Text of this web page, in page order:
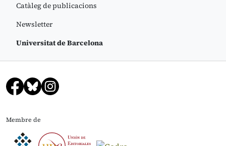
Catàleg de publicacions
Newsletter
Universitat de Barcelona
Membre de